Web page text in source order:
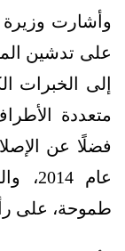
وأشارت
على تدشين
إلى الخبرات
متعددة
فضلًا عن
عام
طموحة، على